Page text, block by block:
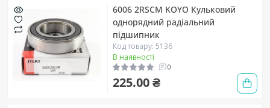
6006 2RSCM KOYO Кульковий
однорядний радіальний
підшипник
Код товару: 5136
В наявності
0
225.00 ₴